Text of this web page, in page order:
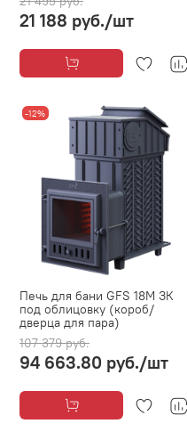
21 188 руб./шт
-12%
Печь для бани GFS 18М ЗК
под облицовку (короб/
дверца для пара)
107 379 руб.
94 663.80 руб./шт